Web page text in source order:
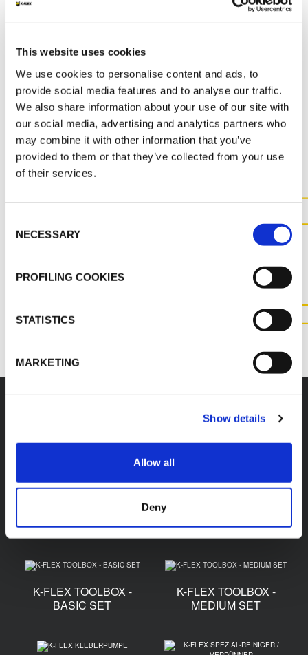
This website uses cookies
We use cookies to personalise content and ads, to
provide social media features and to analyse our traffic.
We also share information about your use of our site with
our social media, advertising and analytics partners who
may combine it with other information that you’ve
provided to them or that they’ve collected from your use
of their services.
Selection
NECESSARY
PROFILING COOKIES
STATISTICS
MARKETING
Show details
Allow all
Deny
MSDS
K-FLEX SRC_SS_DEU_72962.pdf
SONSTIGE UNTERLAGEN
KONTAKTIEREN SIE UNS FÜR
ZU DIESEM PRODUKT
KLEBEBAND
K-FLEX TOOLBOX -
BASIC SET
K-FLEX TOOLBOX -
MEDIUM SET